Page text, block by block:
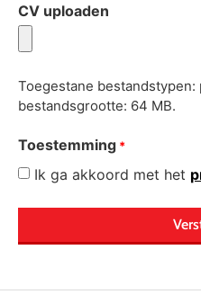
CV uploaden
Toegestane bestandstypen:
bestandsgrootte: 64 MB.
Toestemming *
Ik ga akkoord met het